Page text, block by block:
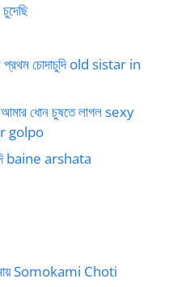
প্রথম চোদাচুদি old sistar in
আমার ধোন চুষতে লাগল sexy
golpo
চুদি baine arshata
Somokami Choti